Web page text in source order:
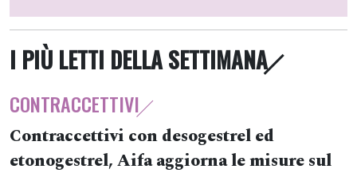
I PIÙ LETTI DELLA SETTIMANA
CONTRACCETTIVI
Contraccettivi con desogestrel ed
etonogestrel, Aifa aggiorna le misure sul